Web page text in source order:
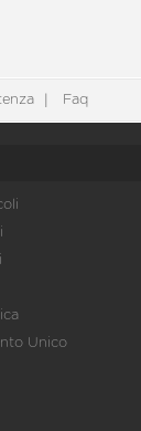
Faq
Unico